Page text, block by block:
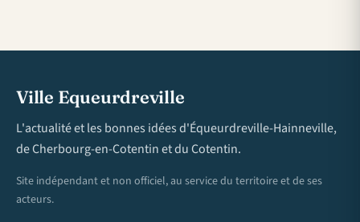
Ville Equeurdreville
L'actualité et les bonnes idées d'Équeurdreville-Hainneville,
de Cherbourg-en-Cotentin et du Cotentin.
Site indépendant et non officiel, au service du territoire et de ses
acteurs.